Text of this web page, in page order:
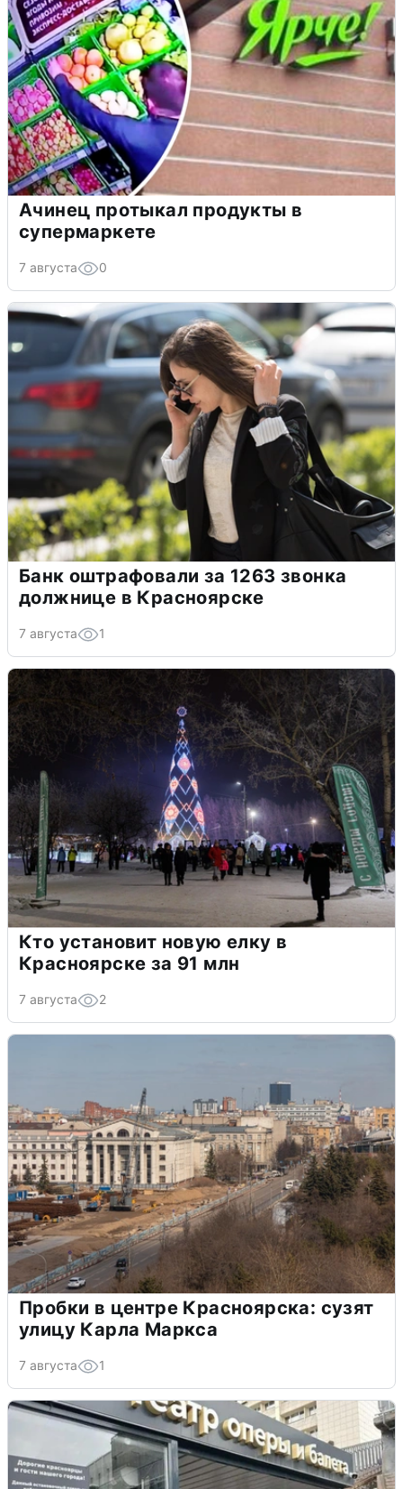
Ачинец протыкал продукты в
супермаркете
7 августа 0
Банк оштрафовали за 1263 звонка
должнице в Красноярске
7 августа 1
Кто установит новую елку в
Красноярске за 91 млн
7 августа 2
Пробки в центре Красноярска: сузят
улицу Карла Маркса
7 августа 1